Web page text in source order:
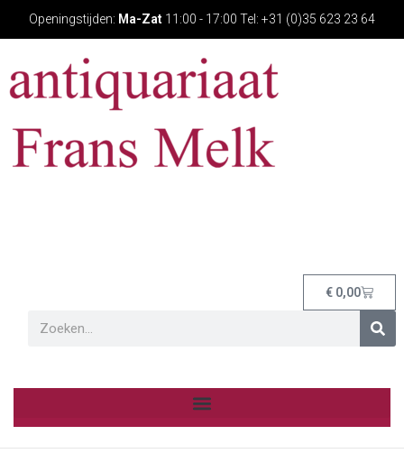
Openingstijden: Ma-Zat 11:00 - 17:00 Tel: +31 (0)35 623 23 64
€ 0,00